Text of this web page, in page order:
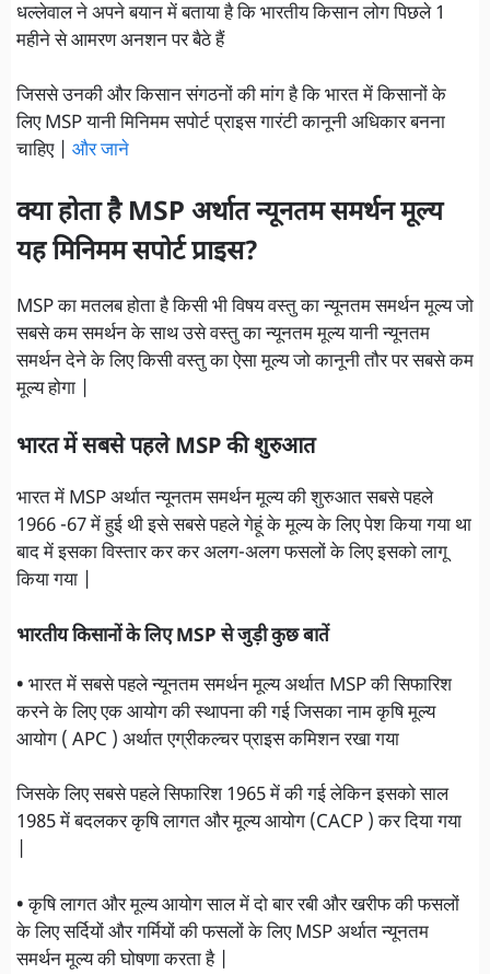
धल्लेवाल ने अपने बयान में बताया है कि भारतीय किसान लोग पिछले 1
महीने से आमरण अनशन पर बैठे हैं
जिससे उनकी और किसान संगठनों की मांग है कि भारत में किसानों के
लिए MSP यानी मिनिमम सपोर्ट प्राइस गारंटी कानूनी अधिकार बनना
चाहिए | और जाने
क्या होता है MSP अर्थात न्यूनतम समर्थन मूल्य
यह मिनिमम सपोर्ट प्राइस?
MSP का मतलब होता है किसी भी विषय वस्तु का न्यूनतम समर्थन मूल्य जो
सबसे कम समर्थन के साथ उसे वस्तु का न्यूनतम मूल्य यानी न्यूनतम
समर्थन देने के लिए किसी वस्तु का ऐसा मूल्य जो कानूनी तौर पर सबसे कम
मूल्य होगा |
भारत में सबसे पहले MSP की शुरुआत
भारत में MSP अर्थात न्यूनतम समर्थन मूल्य की शुरुआत सबसे पहले
1966 -67 में हुई थी इसे सबसे पहले गेहूं के मूल्य के लिए पेश किया गया था
बाद में इसका विस्तार कर कर अलग-अलग फसलों के लिए इसको लागू
किया गया |
भारतीय किसानों के लिए MSP से जुड़ी कुछ बातें
• भारत में सबसे पहले न्यूनतम समर्थन मूल्य अर्थात MSP की सिफारिश
करने के लिए एक आयोग की स्थापना की गई जिसका नाम कृषि मूल्य
आयोग ( APC ) अर्थात एग्रीकल्चर प्राइस कमिशन रखा गया
जिसके लिए सबसे पहले सिफारिश 1965 में की गई लेकिन इसको साल
1985 में बदलकर कृषि लागत और मूल्य आयोग (CACP ) कर दिया गया
•कृषि लागत और मूल्य आयोग साल में दो बार रबी और खरीफ की फसलों
के लिए सर्दियों और गर्मियों की फसलों के लिए MSP अर्थात न्यूनतम
समर्थन मूल्य की घोषणा करता है |